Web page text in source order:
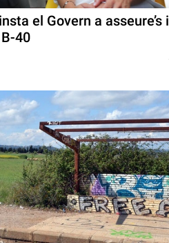
el Govern a asseure’s i
40